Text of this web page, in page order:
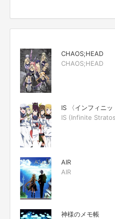
CHAOS;HEAD
CHAOS;HEAD
IS 〈インフィニッ
IS (Infinite
AIR
AIR
神様のメモ帳